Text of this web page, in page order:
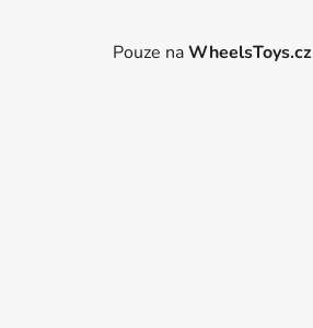
Pouze naWheelsToys.cz